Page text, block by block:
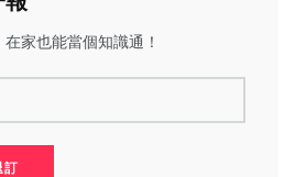
家也能當個知識通！
訂